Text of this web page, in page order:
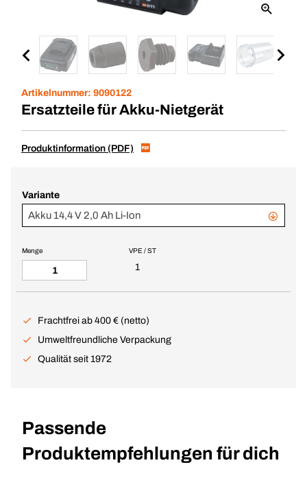
Artikelnummer: 9090122
Ersatzteile für Akku-Nietgerät
Produktinformation (PDF)
Variante
Akku 14,4 V 2,0 Ah Li-Ion
VPE / ST
1
Menge
Frachtfrei ab 400 € (netto)
Umweltfreundliche Verpackung
Qualität seit 1972
Passende
Produktempfehlungen für dich